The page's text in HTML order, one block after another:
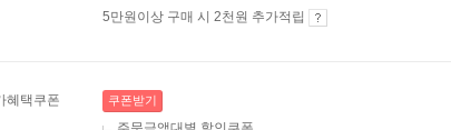
5만원이상 구매 시 2천원 추가적립
혜택쿠폰 쿠폰받기